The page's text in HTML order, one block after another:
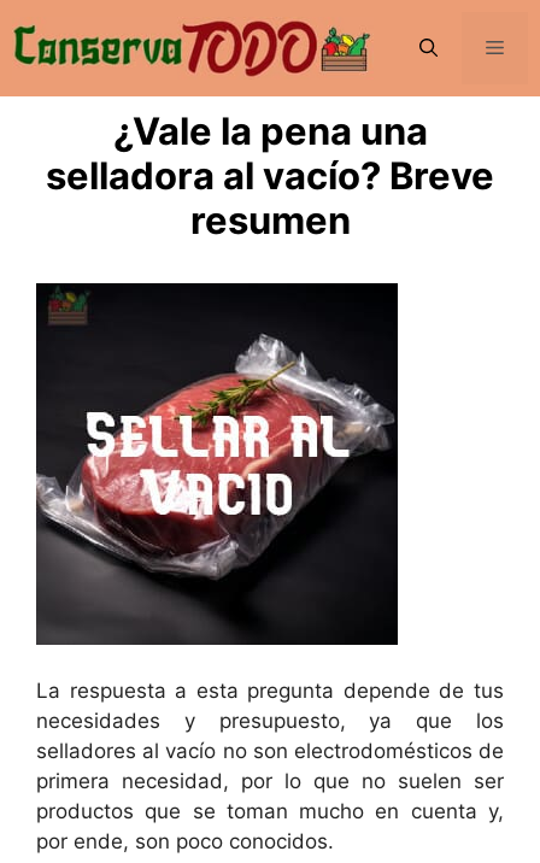
al
contenido
¿Vale la pena una
selladora al vacío? Breve
resumen
La respuesta a esta pregunta depende de tus
necesidades y presupuesto, ya que los
selladores al vacío no son electrodomésticos de
primera necesidad, por lo que no suelen ser
productos que se toman mucho en cuenta y,
por ende, son poco conocidos.